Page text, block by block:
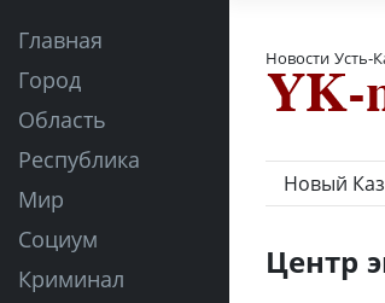
Главная
Город
Область
Республика
Мир
Социум
Криминал
Новости Усть-
Новый
Центр